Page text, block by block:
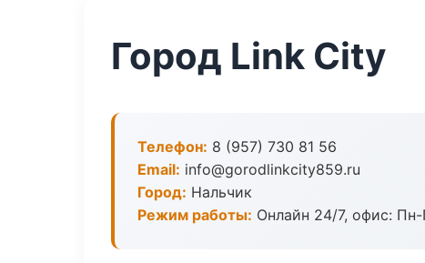
Город Link City
Телефон: 8 (957) 730 81 56
Email: info@gorodlinkcity859.ru
Город: Нальчик
Режим работы: Онлайн 24/7, офис: